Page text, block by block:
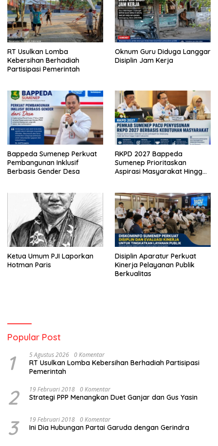
RT Usulkan Lomba
Kebersihan Berhadiah
Partisipasi Pemerintah
Oknum Guru Diduga Langgar
Disiplin Jam Kerja
Bappeda Sumenep Perkuat
Pembangunan Inklusif
Berbasis Gender Desa
RKPD 2027 Bappeda
Sumenep Prioritaskan
Aspirasi Masyarakat Hingga
Ketua Umum PJI Laporkan
Hotman Paris
Disiplin Aparatur Perkuat
Kinerja Pelayanan Publik
Berkualitas
Popular Post
1 5 Agustus 2026 0 Komentar
RT Usulkan Lomba Kebersihan Berhadiah Partisipasi
Pemerintah
2 19 Februari 2018 0 Komentar
Strategi PPP Menangkan Duet Ganjar dan Gus Yasin
3 19 Februari 2018 0 Komentar
Ini Dia Hubungan Partai Garuda dengan Gerindra